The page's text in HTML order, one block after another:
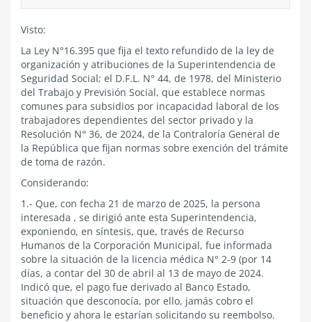
Visto:
La Ley N°16.395 que fija el texto refundido de la ley de
organización y atribuciones de la Superintendencia de
Seguridad Social; el D.F.L. N° 44, de 1978, del Ministerio
del Trabajo y Previsión Social, que establece normas
comunes para subsidios por incapacidad laboral de los
trabajadores dependientes del sector privado y la
Resolución N° 36, de 2024, de la Contraloría General de
la República que fijan normas sobre exención del trámite
de toma de razón.
Considerando:
1.- Que, con fecha 21 de marzo de 2025, la persona
interesada , se dirigió ante esta Superintendencia,
exponiendo, en síntesis, que, través de Recurso
Humanos de la Corporación Municipal, fue informada
sobre la situación de la licencia médica N° 2-9 (por 14
días, a contar del 30 de abril al 13 de mayo de 2024.
Indicó que, el pago fue derivado al Banco Estado,
situación que desconocía, por ello, jamás cobro el
beneficio y ahora le estarían solicitando su reembolso.